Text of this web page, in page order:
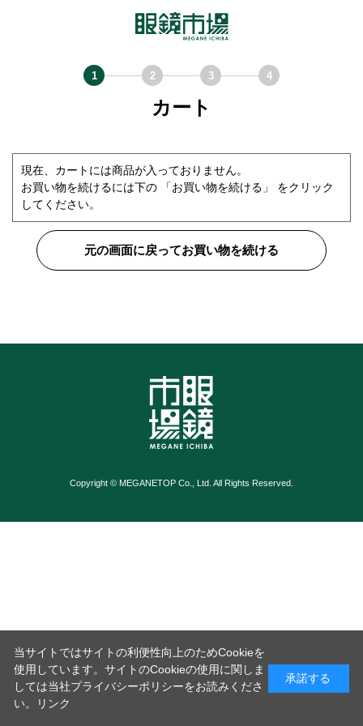
カート
現在、カートには商品が入っておりません。
お買い物を続けるには下の 「お買い物を続ける」 をクリック
してください。
元の画面に戻ってお買い物を続ける
Copyright © MEGANETOP Co., Ltd. All Rights Reserved.
当サイトではサイトの利便性向上のためCookieを
使用しています。サイトのCookieの使用に関しま
しては当社プライバシーポリシーをお読みくださ
い。
リンク
承諾する